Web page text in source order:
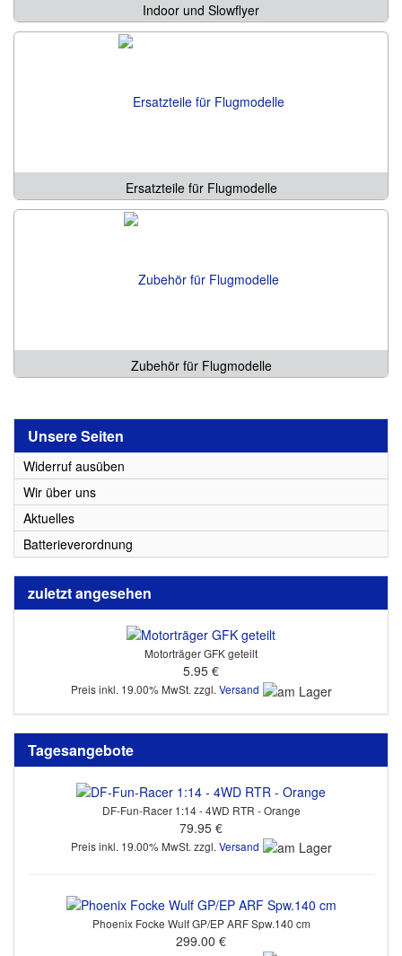
Indoor und Slowflyer
Ersatzteile für Flugmodelle
Zubehör für Flugmodelle
Unsere Seiten
Widerruf ausüben
Wir über uns
Aktuelles
Batterieverordnung
zuletzt angesehen
Motorträger GFK geteilt
5.95 €
Preis inkl. 19.00% MwSt. zzgl. Versand
Tagesangebote
DF-Fun-Racer 1:14 - 4WD RTR - Orange
79.95 €
Preis inkl. 19.00% MwSt. zzgl. Versand
Phoenix Focke Wulf GP/EP ARF Spw.140 cm
299.00 €